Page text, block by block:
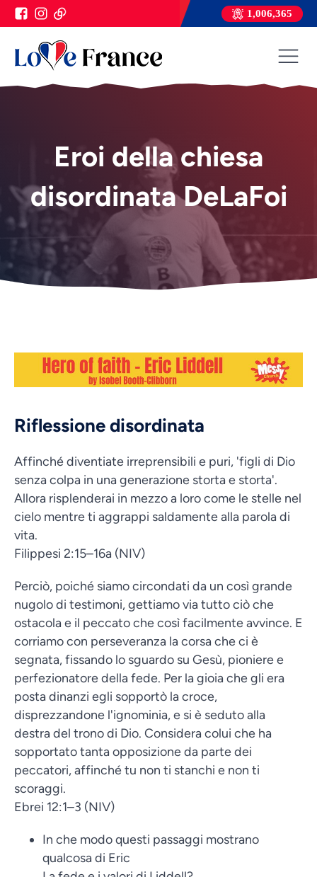
1,006,365
Eroi della chiesa
disordinata DeLaFoi
Riflessione disordinata
Affinché diventiate irreprensibili e puri, 'figli di Dio
senza colpa in una generazione storta e storta'.
Allora risplenderai in mezzo a loro come le stelle nel
cielo mentre ti aggrappi saldamente alla parola di
vita.
Filippesi 2:15–16a (NIV)
Perciò, poiché siamo circondati da un così grande
nugolo di testimoni, gettiamo via tutto ciò che
ostacola e il peccato che così facilmente avvince. E
corriamo con perseveranza la corsa che ci è
segnata, fissando lo sguardo su Gesù, pioniere e
perfezionatore della fede. Per la gioia che gli era
posta dinanzi egli sopportò la croce,
disprezzandone l'ignominia, e si è seduto alla
destra del trono di Dio. Considera colui che ha
sopportato tanta opposizione da parte dei
peccatori, affinché tu non ti stanchi e non ti
scoraggi.
Ebrei 12:1–3 (NIV)
In che modo questi passaggi mostrano
qualcosa di Eric